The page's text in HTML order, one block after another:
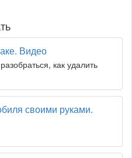
Видео
как удалить
своими руками.